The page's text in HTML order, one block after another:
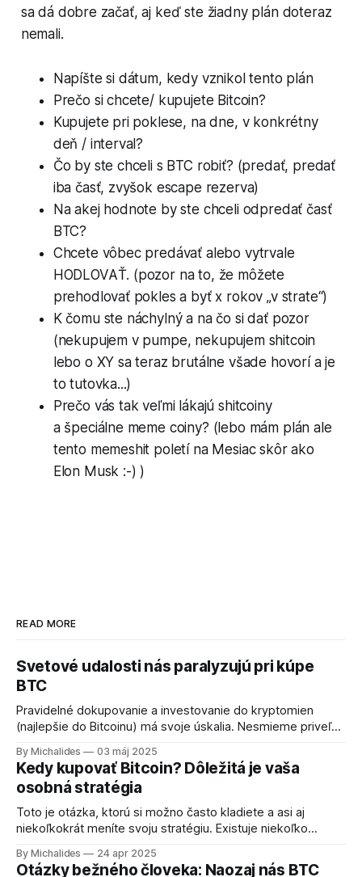
sa dá dobre začať, aj keď ste žiadny plán doteraz
nemali.
Napíšte si dátum, kedy vznikol tento plán
Prečo si chcete/ kupujete Bitcoin?
Kupujete pri poklese, na dne, v konkrétny
deň / interval?
Čo by ste chceli s BTC robiť? (predať, predať
iba časť, zvyšok escape rezerva)
Na akej hodnote by ste chceli odpredať časť
BTC?
Chcete vôbec predávať alebo vytrvale
HODLOVAŤ. (pozor na to, že môžete
prehodlovať pokles a byť x rokov „v strate“)
K čomu ste náchylný a na čo si dať pozor
(nekupujem v pumpe, nekupujem shitcoin
lebo o XY sa teraz brutálne všade hovorí a je
to tutovka...)
Prečo vás tak veľmi lákajú shitcoiny
a špeciálne meme coiny? (lebo mám plán ale
tento memeshit poletí na Mesiac skôr ako
Elon Musk :-) )
READ MORE
Svetové udalosti nás paralyzujú pri kúpe
BTC
Pravidelné dokupovanie a investovanie do kryptomien
(najlepšie do Bitcoinu) má svoje úskalia. Nesmieme priveľmi
mať vlastnú stratégiu a je to prirodzené. Ako sa vysporiadať
s dodržiavaním stratégie pravidelných nákupov si prečítate
v tomto článku. Poďme teraz na iné úskalia dodržiavania
našich vlastných
By Michalides 03 máj 2025
Kedy kupovať Bitcoin? Dôležitá je vaša
osobná stratégia
Toto je otázka, ktorú si možno často kladiete a asi aj
niekoľkokrát meníte svoju stratégiu. Existuje niekoľko
postupné dokupovanie a priemerovanie. Nákupy môžete
By Michalides 24 apr 2025
Otázky bežného človeka: Naozaj nás BTC